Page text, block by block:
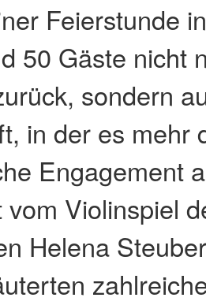
Feierstunde
50 Gäste nicht
sondern
in der es mehr
Engagement
vom Violinspiel
Helena